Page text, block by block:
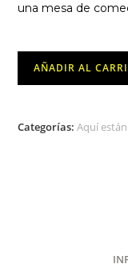
una mesa de
Bandeja
cantidad
AÑADIR AL
Categorías:Aquí